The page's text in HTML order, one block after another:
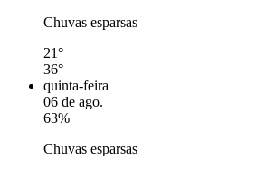
Chuvas esparsas
21°
36°
quinta-feira
06 de ago.
63%
Chuvas esparsas